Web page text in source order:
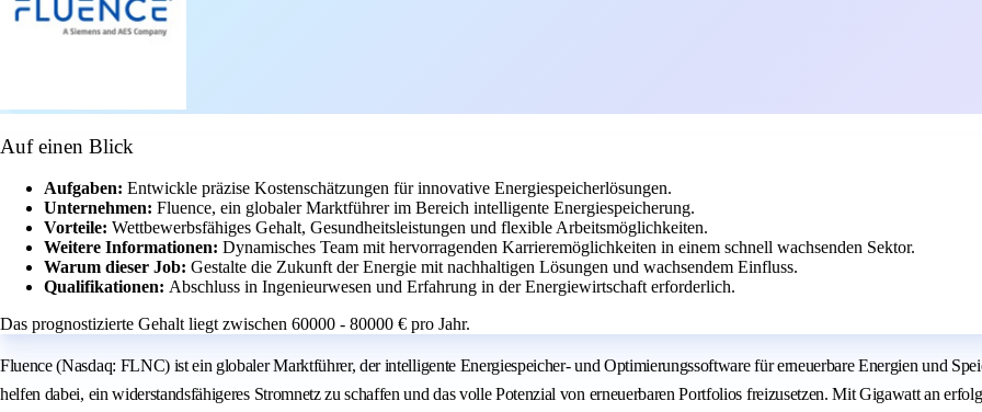
Auf einen Blick
Aufgaben: Entwickle präzise Kostenschätzungen für innovative Energiespeicherlösungen.
Unternehmen: Fluence, ein globaler Marktführer im Bereich intelligente Energiespeicherung.
Vorteile: Wettbewerbsfähiges Gehalt, Gesundheitsleistungen und flexible Arbeitsmöglichkeiten.
Weitere Informationen: Dynamisches Team mit hervorragenden Karrieremöglichkeiten in einem schnell wachsenden Sektor.
Warum dieser Job: Gestalte die Zukunft der Energie mit nachhaltigen Lösungen und wachsendem Einfluss.
Qualifikationen: Abschluss in Ingenieurwesen und Erfahrung in der Energiewirtschaft erforderlich.
Das prognostizierte Gehalt liegt zwischen 60000 - 80000 € pro Jahr.
Fluence (Nasdaq: FLNC) ist ein globaler Marktführer, der intelligente Energiespeicher- und Optimierungssoftware für erneuerbare Energien und
helfen dabei, ein widerstandsfähigeres Stromnetz zu schaffen und das volle Potenzial von erneuerbaren Portfolios freizusetzen. Mit Gigawatt an